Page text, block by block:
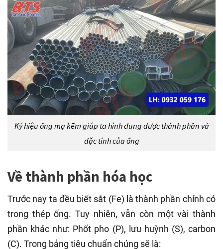
Ký hiệu ống mạ kẽm giúp ta hình dung được thành phần và
đặc tính của ống
Về thành phần hóa học
Trước nay ta đều biết sắt (Fe) là thành phần chính có
trong thép ống. Tuy nhiên, vẫn còn một vài thành
phần khác như: Phốt pho (P), lưu huỳnh (S), carbon
(C). Trong bảng tiêu chuẩn chúng sẽ là: